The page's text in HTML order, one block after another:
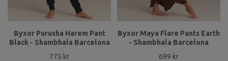
Byxor Purusha Harem Pant
Black - Shambhala Barcelona
775 kr
Byxor Maya Flare Pants Earth
- Shambhala Barcelona
699 kr